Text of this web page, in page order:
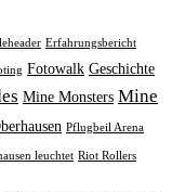
Erfahrungsbericht
Fotowalk Geschichte
Mine Monsters Mine
Pflugbeil Arena
leuchtet Riot Rollers